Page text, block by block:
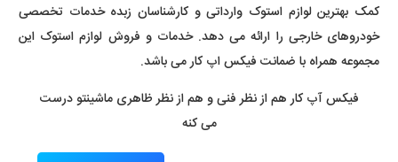
کمک بهترین لوازم استوک وارداتی و کارشناسان زبده خدمات تخصصی
خودروهای خارجی را ارائه می دهد. خدمات و فروش لوازم استوک این
مجموعه همراه با ضمانت فیکس اپ کار می باشد.
فیکس آپ کار هم از نظر فنی و هم از نظر ظاهری ماشینتو درست
می کنه